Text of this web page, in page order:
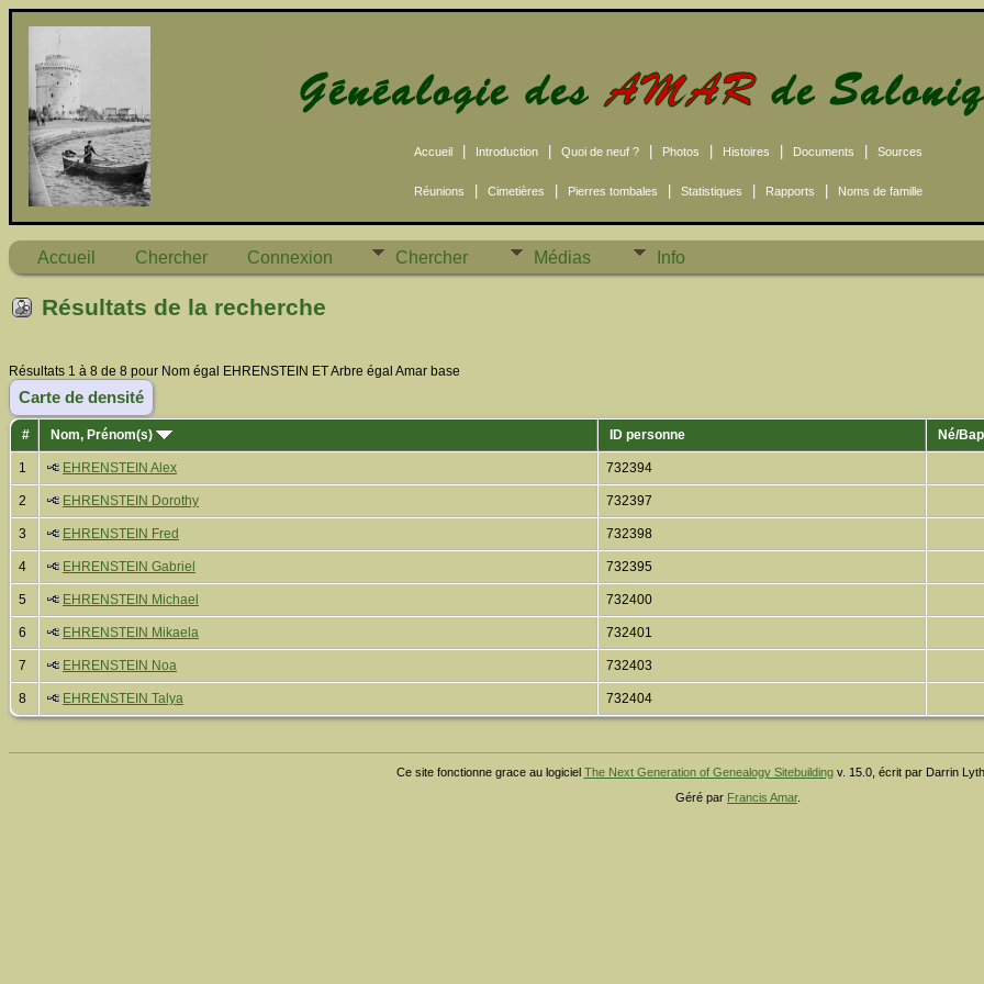
Accueil Introduction Quoi de neuf ? Photos Histoires Documents Sources
Réunions Cimetières Pierres tombales Statistiques Rapports Noms de famille
Accueil Chercher Connexion Chercher Médias Info
Résultats de la recherche
Résultats 1 à 8 de 8 pour Nom égal EHRENSTEIN ET Arbre égal Amar base
Carte de densité
# Nom, Prénom(s) ID personne Né/
1 EHRENSTEIN Alex 732394
2 EHRENSTEIN Dorothy 732397
3 EHRENSTEIN Fred 732398
4 EHRENSTEIN Gabriel 732395
5 EHRENSTEIN Michael 732400
6 EHRENSTEIN Mikaela 732401
7 EHRENSTEIN Noa 732403
8 EHRENSTEIN Talya 732404
Ce site fonctionne grace au logiciel The Next Generation of Genealogy Sitebuildingv. 15.0, écrit par Darrin
Géré par Francis Amar.